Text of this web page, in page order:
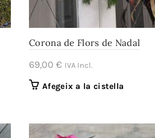
Corona de Flors de Nadal
69,00 € IVA Incl.
Afegeix a la cistella